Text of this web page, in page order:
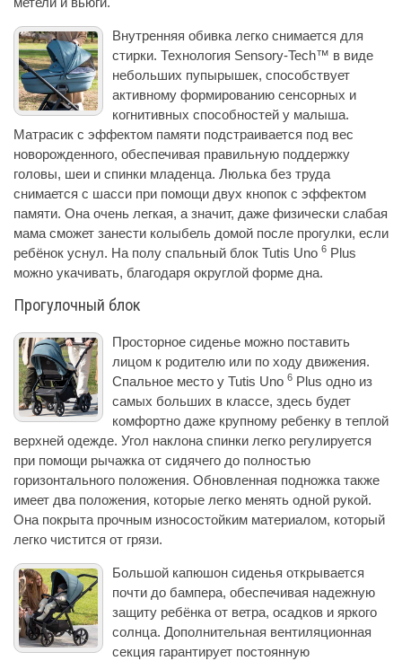
Внутренняя обивка легко снимается для
стирки. Технология Sensory-Tech™ в виде
небольших пупырышек, способствует
активному формированию сенсорных и
когнитивных способностей у малыша.
Матрасик с эффектом памяти подстраивается под вес
новорожденного, обеспечивая правильную поддержку
головы, шеи и спинки младенца. Люлька без труда
снимается с шасси при помощи двух кнопок с эффектом
памяти. Она очень легкая, а значит, даже физически слабая
мама сможет занести колыбель домой после прогулки, если
ребёнок уснул. На полу спальный блок Tutis Uno 6 Plus
можно укачивать, благодаря округлой форме дна.
Прогулочный блок
Просторное сиденье можно поставить
лицом к родителю или по ходу движения.
Спальное место у Tutis Uno 6 Plus одно из
самых больших в классе, здесь будет
комфортно даже крупному ребенку в теплой
верхней одежде. Угол наклона спинки легко регулируется
при помощи рычажка от сидячего до полностью
горизонтального положения. Обновленная подножка также
имеет два положения, которые легко менять одной рукой.
Она покрыта прочным износостойким материалом, который
легко чистится от грязи.
Большой капюшон сиденья открывается
почти до бампера, обеспечивая надежную
защиту ребёнка от ветра, осадков и яркого
солнца. Дополнительная вентиляционная
секция гарантирует постоянную